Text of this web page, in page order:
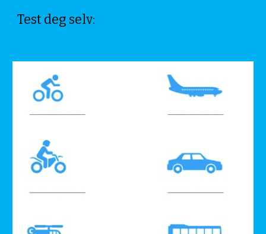
Test deg selv: